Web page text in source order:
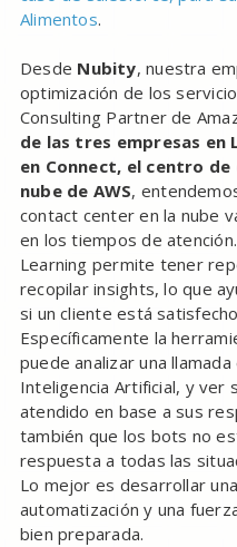
Alimentos.
Desde Nubity, nuestra
optimización de los
Consulting Partner de
de las tres empresas
en Connect, el centro
nube de AWS,
contact center en la nube
en los tiempos de
Learning permite tener
recopilar insights, lo que
si un cliente está
Específicamente la
puede analizar una
Inteligencia Artificial, y ver
atendido en base a sus
también que los bots no
respuesta a todas las
Lo mejor es desarrollar
automatización y una
bien preparada.